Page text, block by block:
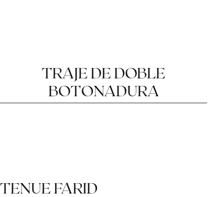
TRAJE DE DOBLE
BOTONADURA
DORSO DE 11 CM
TRADICIONAL
LENGÜETAS
TENUE FARID